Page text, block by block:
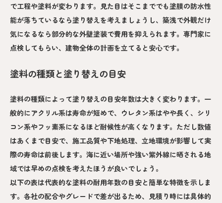
で工程や塗料が変わります。見た目はそこまででも塗膜の防水性
能が落ちているなら塗り替えを考えましょうし、築浅で外観だけ
気になるなら部分的な外壁塗装で費用を抑えられます。専門家に
点検してもらい、建物全体の計画を立てると安心です。
塗料の種類と塗り替えの目安
塗料の種類によって塗り替えの目安年数は大きく変わります。一
般的にアクリル系は寿命が短めで、ウレタン系はやや長く、シリ
コン系やフッ素系になるほど耐候性が高くなります。ただし数値
はあくまで目安で、施工品質や下地処理、立地環境が影響して実
際の寿命は前後します。海に近い場所や強い紫外線に晒される地
域では早めの点検を考えたほうが良いでしょう。
以下の表は代表的な塗料の耐用年数の目安と簡単な特徴を示しま
す。各社の配合やグレードで差が出るため、見積り時には具体的